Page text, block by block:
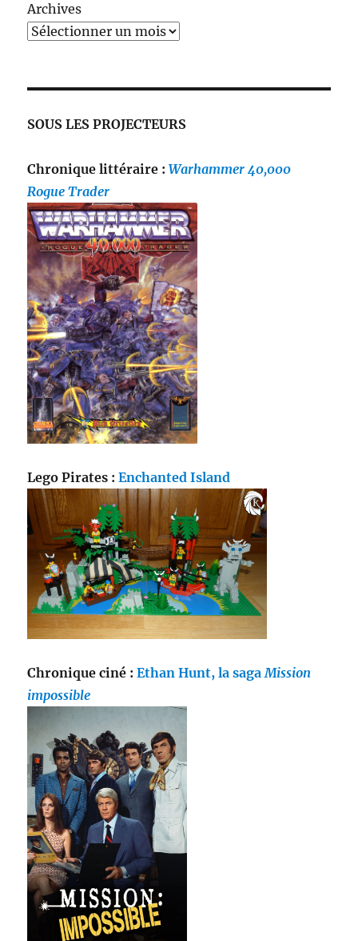
Archives
SOUS LES PROJECTEURS
Chronique littéraire :Warhammer 40,000
Rogue Trader
Lego Pirates :Enchanted Island
Chronique ciné :Ethan Hunt, la saga Mission
impossible